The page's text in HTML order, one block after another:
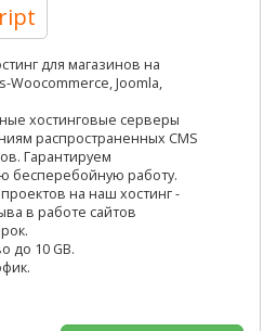
для магазинов на
Woocommerce, Joomla,
хостинговые серверы
распространенных CMS
Гарантируем
бесперебойную работу.
на наш хостинг -
в работе сайтов
до 10 GB.